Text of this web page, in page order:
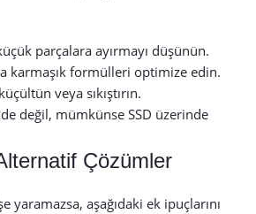
parçalara ayırmayı düşünün.
karmaşık formülleri optimize edin.
veya sıkıştırın.
değil, mümkünse SSD üzerinde
Çözümler
yaramazsa, aşağıdaki ek ipuçlarını